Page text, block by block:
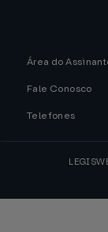
Área do
Fale Conosco
Telefones